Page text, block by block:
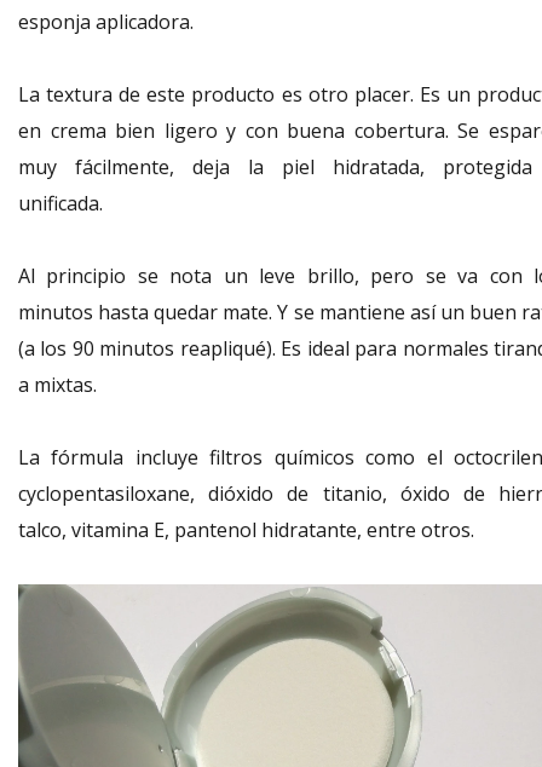
esponja aplicadora.
La textura de este producto es otro placer. Es un
en crema bien ligero y con buena cobertura. Se
muy fácilmente, deja la piel hidratada,
unificada.
Al principio se nota un leve brillo, pero se va con
minutos hasta quedar mate. Y se mantiene así un buen
(a los 90 minutos reapliqué). Es ideal para normales
a mixtas.
La fórmula incluye filtros químicos como el
cyclopentasiloxane, dióxido de titanio, óxido de
talco, vitamina E, pantenol hidratante, entre otros.